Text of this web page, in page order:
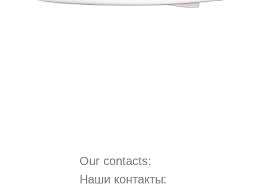
Our contacts:
Наши контакты: